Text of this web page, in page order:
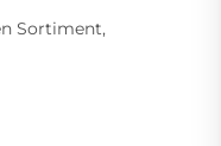
Sortiment,